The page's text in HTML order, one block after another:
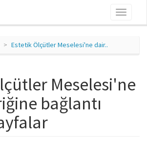
Toggle
Estetik Ölçütler Meselesi'ne dair..
Meselesi'ne
bağlantı